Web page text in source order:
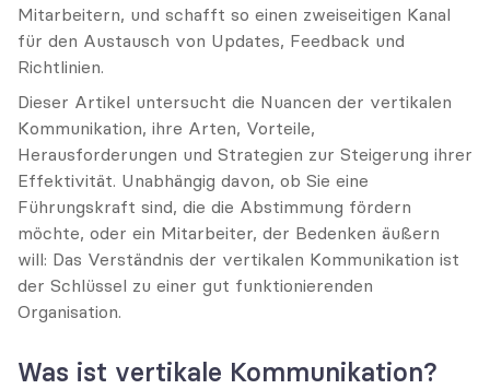
Mitarbeitern, und schafft so einen zweiseitigen Kanal
für den Austausch von Updates, Feedback und
Richtlinien.
Dieser Artikel untersucht die Nuancen der vertikalen
Kommunikation, ihre Arten, Vorteile,
Herausforderungen und Strategien zur Steigerung ihrer
Effektivität. Unabhängig davon, ob Sie eine
Führungskraft sind, die die Abstimmung fördern
möchte, oder ein Mitarbeiter, der Bedenken äußern
will: Das Verständnis der vertikalen Kommunikation ist
der Schlüssel zu einer gut funktionierenden
Organisation.
Was ist vertikale Kommunikation?